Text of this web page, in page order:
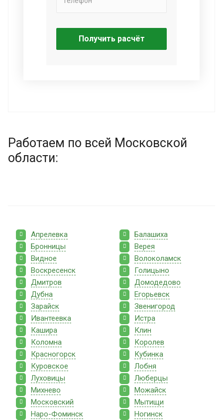
Получить расчёт
Работаем по всей Московской
области:
Апрелевка
Балашиха
Бронницы
Верея
Видное
Волоколамск
Воскресенск
Голицыно
Дмитров
Домодедово
Дубна
Егорьевск
Зарайск
Звенигород
Ивантеевка
Истра
Кашира
Клин
Коломна
Королев
Красногорск
Кубинка
Куровское
Лобня
Луховицы
Люберцы
Михнево
Можайск
Московский
Мытищи
Наро-Фоминск
Ногинск